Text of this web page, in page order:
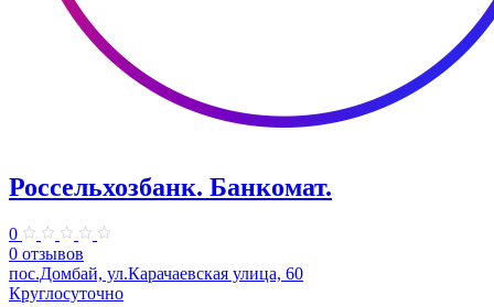
Россельхозбанк. Банкомат.
0
0 отзывов
пос.Домбай, ул.Карачаевская улица, 60
Круглосуточно